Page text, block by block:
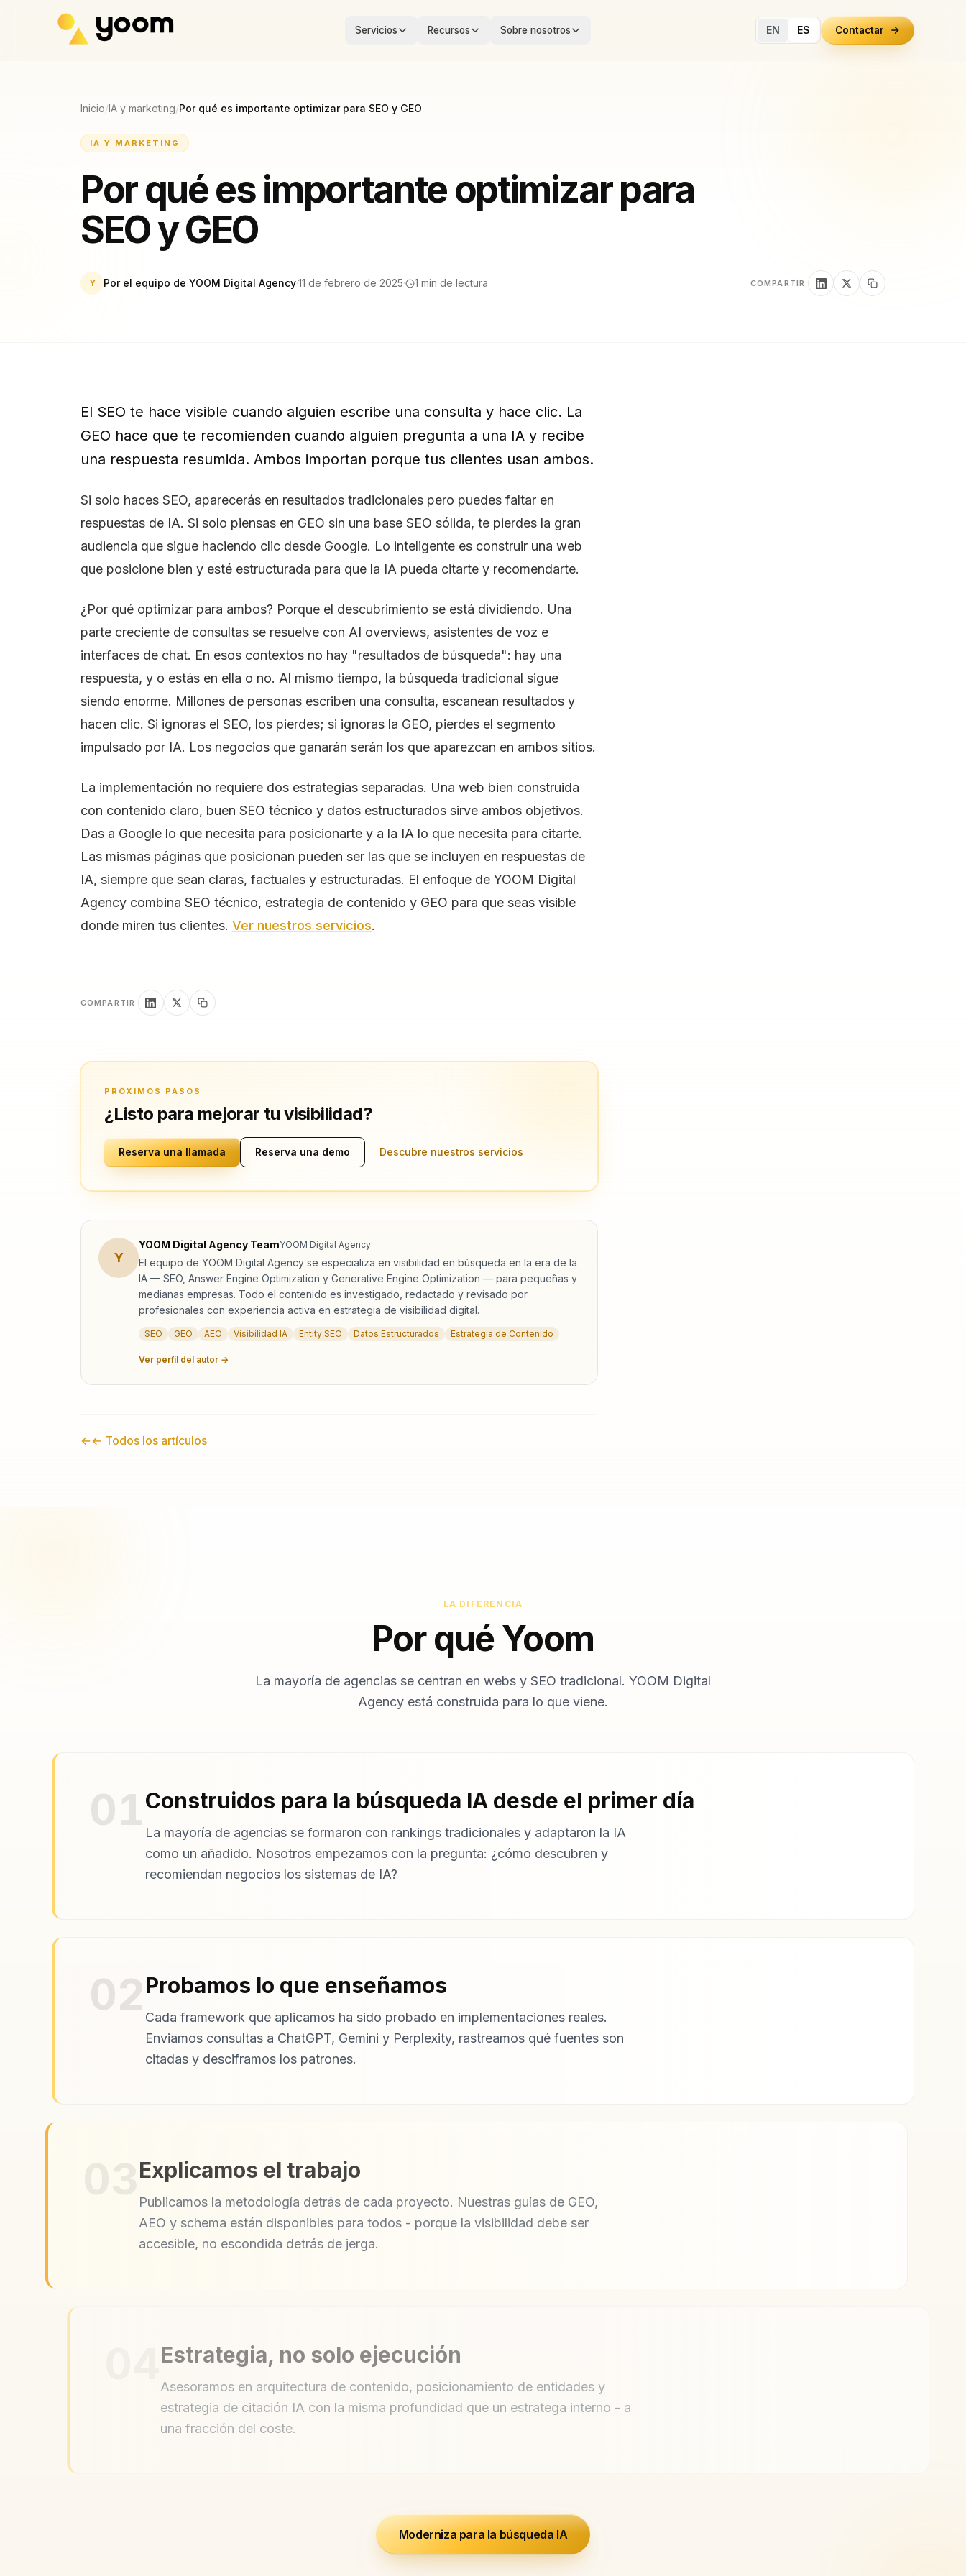
Servicios Recursos Sobre nosotros EN ES Contactar
Inicio/IA y marketing/Por qué es importante optimizar para SEO y GEO
IA Y MARKETING
Por qué es importante optimizar para
SEO y GEO
Y Por el equipo de YOOM Digital Agency·11 de febrero de 2025· 1 min de lectura COMPARTIR
El SEO te hace visible cuando alguien escribe una consulta y hace clic. La
GEO hace que te recomienden cuando alguien pregunta a una IA y recibe
una respuesta resumida. Ambos importan porque tus clientes usan ambos.
Si solo haces SEO, aparecerás en resultados tradicionales pero puedes faltar en
respuestas de IA. Si solo piensas en GEO sin una base SEO sólida, te pierdes la gran
audiencia que sigue haciendo clic desde Google. Lo inteligente es construir una web
que posicione bien y esté estructurada para que la IA pueda citarte y recomendarte.
¿Por qué optimizar para ambos? Porque el descubrimiento se está dividiendo. Una
parte creciente de consultas se resuelve con AI overviews, asistentes de voz e
interfaces de chat. En esos contextos no hay "resultados de búsqueda": hay una
respuesta, y o estás en ella o no. Al mismo tiempo, la búsqueda tradicional sigue
siendo enorme. Millones de personas escriben una consulta, escanean resultados y
hacen clic. Si ignoras el SEO, los pierdes; si ignoras la GEO, pierdes el segmento
impulsado por IA. Los negocios que ganarán serán los que aparezcan en ambos sitios.
La implementación no requiere dos estrategias separadas. Una web bien construida
con contenido claro, buen SEO técnico y datos estructurados sirve ambos objetivos.
Das a Google lo que necesita para posicionarte y a la IA lo que necesita para citarte.
Las mismas páginas que posicionan pueden ser las que se incluyen en respuestas de
IA, siempre que sean claras, factuales y estructuradas. El enfoque de YOOM Digital
Agency combina SEO técnico, estrategia de contenido y GEO para que seas visible
donde miren tus clientes. Ver nuestros servicios.
COMPARTIR
PRÓXIMOS PASOS
¿Listo para mejorar tu visibilidad?
Reserva una llamada Reserva una demo Descubre nuestros servicios
Y
YOOM Digital Agency TeamYOOM Digital Agency
El equipo de YOOM Digital Agency se especializa en visibilidad en búsqueda en la era de la
IA — SEO, Answer Engine Optimization y Generative Engine Optimization — para pequeñas y
medianas empresas. Todo el contenido es investigado, redactado y revisado por
profesionales con experiencia activa en estrategia de visibilidad digital.
SEO GEO AEO Visibilidad IA Entity SEO Datos Estructurados Estrategia de Contenido
Ver perfil del autor →
←← Todos los artículos
LA DIFERENCIA
Por qué Yoom
La mayoría de agencias se centran en webs y SEO tradicional. YOOM Digital
Agency está construida para lo que viene.
01Construidos para la búsqueda IA desde el primer día
La mayoría de agencias se formaron con rankings tradicionales y adaptaron la IA
como un añadido. Nosotros empezamos con la pregunta: ¿cómo descubren y
recomiendan negocios los sistemas de IA?
02Probamos lo que enseñamos
Cada framework que aplicamos ha sido probado en implementaciones reales.
Enviamos consultas a ChatGPT, Gemini y Perplexity, rastreamos qué fuentes son
citadas y desciframos los patrones.
Explicamos el trabajo
Publicamos la metodología detrás de cada proyecto. Nuestras guías de GEO,
AEO y schema están disponibles para todos - porque la visibilidad debe ser
accesible, no escondida detrás de jerga.
Estrategia, no solo ejecución
Asesoramos en arquitectura de contenido, posicionamiento de entidades y
estrategia de citación IA con la misma profundidad que un estratega interno - a
una fracción del coste.
Moderniza para la búsqueda IA